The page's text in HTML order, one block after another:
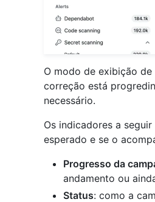
O modo de exibição
correção está
necessário.
Os indicadores a
esperado e se o
Progresso da
andamento ou
Status: como a